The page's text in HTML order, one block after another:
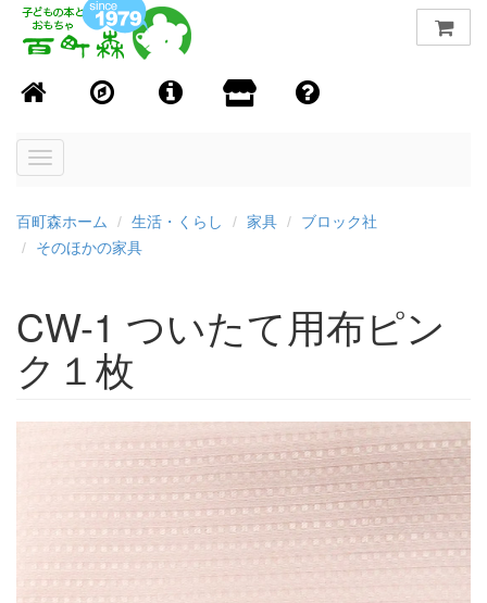
Toggle
百町森ホーム 生活・くらし 家具
ブロック社
そのほかの家具
CW-1 ついたて用布ピン
ク１枚